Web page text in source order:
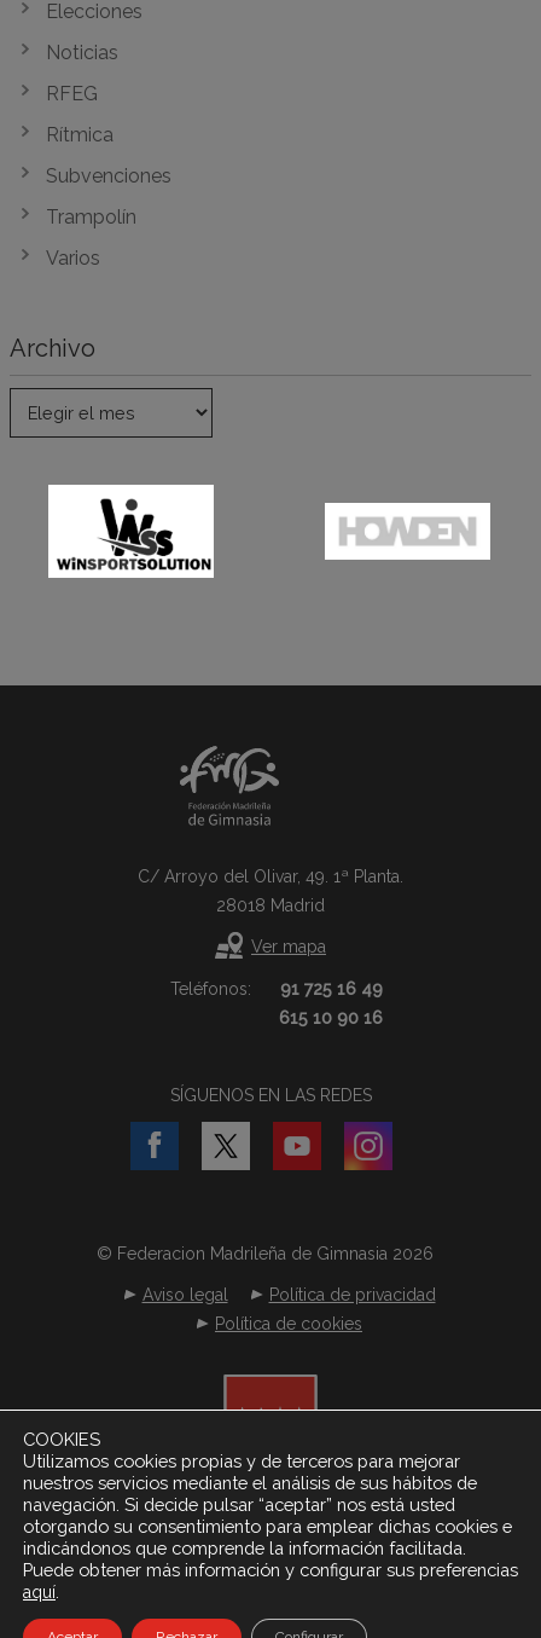
Elecciones
Noticias
RFEG
Rítmica
Subvenciones
Trampolín
Varios
Archivo
C/ Arroyo del Olivar, 49. 1ª Planta.
28018 Madrid
Ver mapa
Teléfonos:
91 725 16 49
615 10 90 16
SÍGUENOS EN LAS REDES
© Federacion Madrileña de Gimnasia 2026
Aviso legal
Política de privacidad
Política de cookies
COOKIES
Utilizamos cookies propias y de terceros para mejorar
nuestros servicios mediante el análisis de sus hábitos de
navegación. Si decide pulsar “aceptar” nos está usted
otorgando su consentimiento para emplear dichas cookies e
indicándonos que comprende la información facilitada.
Puede obtener más información y configurar sus preferencias
aquí